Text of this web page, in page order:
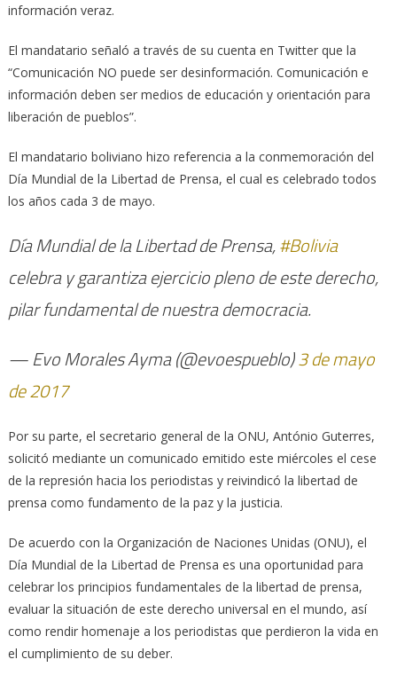
información veraz.
El mandatario señaló a través de su cuenta en Twitter que la
“Comunicación NO puede ser desinformación. Comunicación e
información deben ser medios de educación y orientación para
liberación de pueblos”.
El mandatario boliviano hizo referencia a la conmemoración del
Día Mundial de la Libertad de Prensa, el cual es celebrado todos
los años cada 3 de mayo.
Día Mundial de la Libertad de Prensa,#Bolivia
celebra y garantiza ejercicio pleno de este derecho,
pilar fundamental de nuestra democracia.
— Evo Morales Ayma (@evoespueblo)3 de mayo
de 2017
Por su parte, el secretario general de la ONU, António Guterres,
solicitó mediante un comunicado emitido este miércoles el cese
de la represión hacia los periodistas y reivindicó la libertad de
prensa como fundamento de la paz y la justicia.
De acuerdo con la Organización de Naciones Unidas (ONU), el
Día Mundial de la Libertad de Prensa es una oportunidad para
celebrar los principios fundamentales de la libertad de prensa,
evaluar la situación de este derecho universal en el mundo, así
como rendir homenaje a los periodistas que perdieron la vida en
el cumplimiento de su deber.